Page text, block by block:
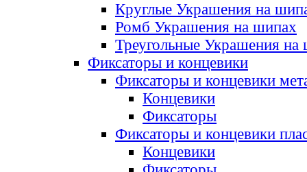
Круглые Украшения на
Ромб Украшения на шипах
Треугольные Украшения на
Фиксаторы и концевики
Фиксаторы и концевики
Концевики
Фиксаторы
Фиксаторы и концевики
Концевики